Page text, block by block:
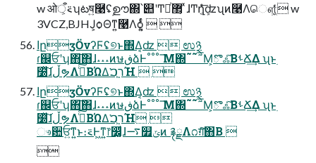
w ओ࠵ऀ͕ʮటष͍࿩ʢࣦഊ΍՝୊ʹͲ͏ཱͪ޲͔ͬ ͯɺͲ͏ղܾ͔ͤͨ͞ʣʯͷ࿩Λௌ͖͔ͨͬͨ w
3VCZ,BJHJ͕ѻΘͳ͍࿩Λѻ͍͔ͨͬͨ  
اըӡӦνʔϜʢ୭ͱ΍Δ͔ʣ  ಉ྅
ɾ஌ਓʹʮ΋͠΋ɺ˔˔˔ͷษڧձͰ˚˚˚ ͞Μ΍˜˜˜͞Μ͕ొஃͨ͠ΒࢀՃ͢Δ ʯͱ࣭
໰ͯ͠ɺڵຯΛࣔͨ͠ΒΏΔ͘ר͖ࠐΉ  
اըӡӦνʔϜʢ୭ͱ΍Δ͔ʣ  ಉ྅
ɾ஌ਓʹʮ΋͠΋ɺ˔˔˔ͷษڧձͰ˚˚˚ ͞Μ΍˜˜˜͞Μ͕ొஃͨ͠ΒࢀՃ͢Δ ʯͱ࣭
໰ͯ͠ɺڵຯΛࣔͨ͠ΒΏΔ͘ר͖ࠐΉ 
ෳ਺ਓ͍ͳ͍ͱ։࠵Ͱ͖ͳ͍෦෼͚ͩɺ࠷௿ݶͷ ࿑ྗΛ೧ग़ͯ͠΋Β͏ 
